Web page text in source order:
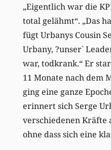
„Eigentlich war die
total gelähmt“. „Das
fügt Urbanys Cousin
Urbany, ?unser`
war, todkrank.“ Er
11 Monate nach dem
ging eine ganze
erinnert sich Serge
verschiedenen Kräfte
ohne dass sich eine